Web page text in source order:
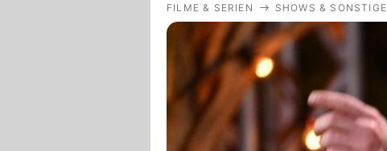
FILME & SERIEN SHOWS & SONSTIGE